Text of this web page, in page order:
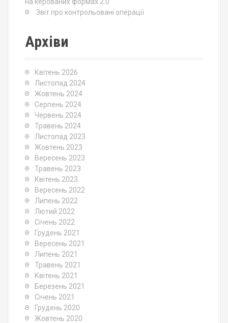
Звіт про контрольовані операції
Архіви
Квітень 2026
Листопад 2024
Жовтень 2024
Серпень 2024
Червень 2024
Травень 2024
Листопад 2023
Жовтень 2023
Вересень 2023
Травень 2023
Квітень 2023
Вересень 2022
Липень 2022
Лютий 2022
Січень 2022
Грудень 2021
Вересень 2021
Липень 2021
Травень 2021
Квітень 2021
Березень 2021
Січень 2021
Грудень 2020
Жовтень 2020